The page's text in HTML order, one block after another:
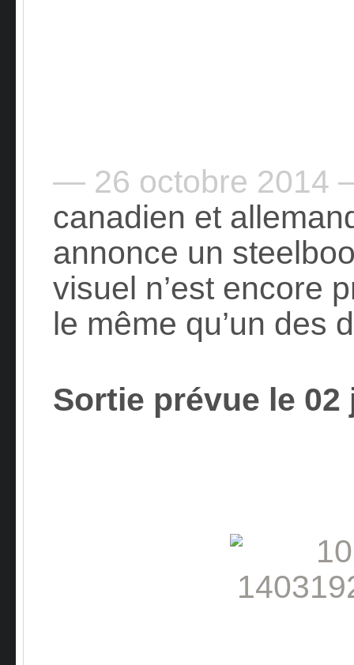
— 26 octobre 2014
canadien et
annonce un
visuel n’est encore
le même qu’un des
Sortie prévue le